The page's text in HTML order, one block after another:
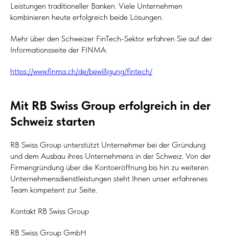
Leistungen traditioneller Banken. Viele Unternehmen
kombinieren heute erfolgreich beide Lösungen.
Mehr über den Schweizer FinTech-Sektor erfahren Sie auf der
Informationsseite der FINMA:
https://www.finma.ch/de/bewilligung/fintech/
Mit RB Swiss Group erfolgreich in der
Schweiz starten
RB Swiss Group unterstützt Unternehmer bei der Gründung
und dem Ausbau ihres Unternehmens in der Schweiz. Von der
Firmengründung über die Kontoeröffnung bis hin zu weiteren
Unternehmensdienstleistungen steht Ihnen unser erfahrenes
Team kompetent zur Seite.
Kontakt RB Swiss Group
RB Swiss Group GmbH